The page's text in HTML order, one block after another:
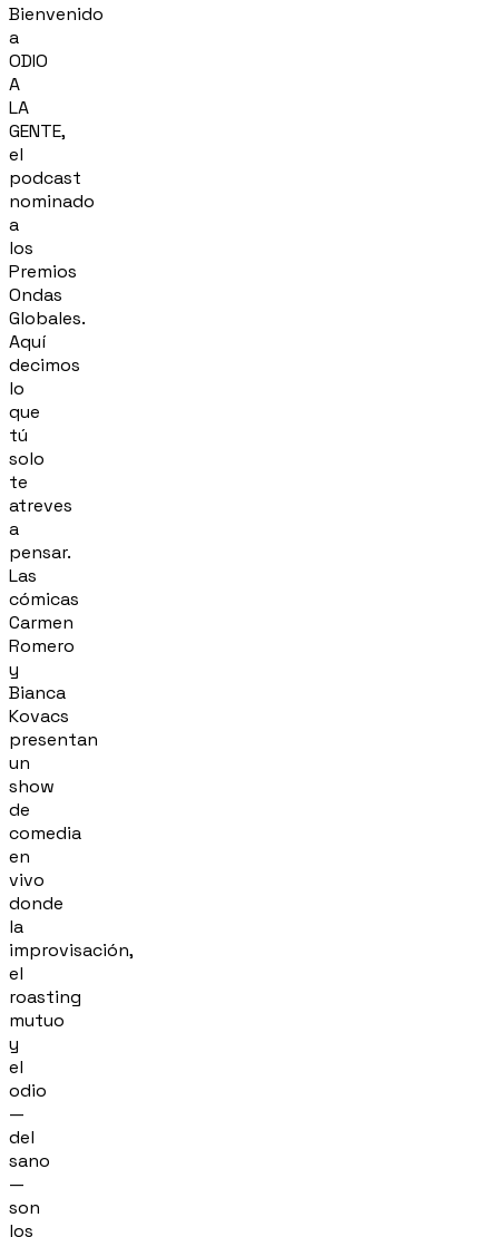
Bienvenido
a
ODIO
A
LA
GENTE,
el
podcast
nominado
a
los
Premios
Ondas
Globales.
Aquí
decimos
lo
que
tú
solo
te
atreves
a
pensar.
Las
cómicas
Carmen
Romero
y
Bianca
Kovacs
presentan
un
show
de
comedia
en
vivo
donde
la
improvisación,
el
roasting
mutuo
y
el
odio
—
del
sano
—
son
los